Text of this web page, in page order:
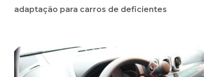
adaptação para carros de deficientes